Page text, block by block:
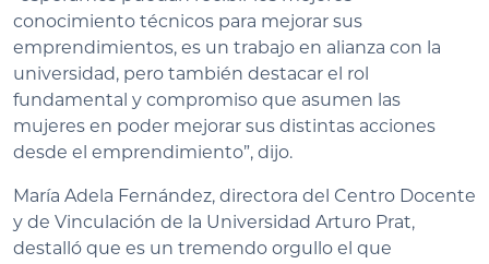
conocimiento técnicos para mejorar sus
emprendimientos, es un trabajo en alianza con la
universidad, pero también destacar el rol
fundamental y compromiso que asumen las
mujeres en poder mejorar sus distintas acciones
desde el emprendimiento”, dijo.
María Adela Fernández, directora del Centro Docente
y de Vinculación de la Universidad Arturo Prat,
destalló que es un tremendo orgullo el que